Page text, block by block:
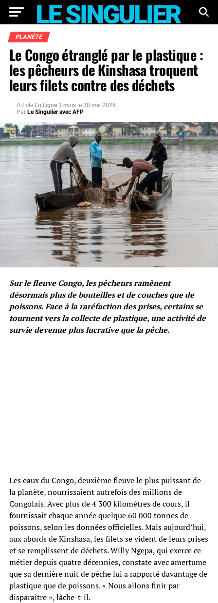
PLANÈTE
Le Congo étranglé par le plastique :
les pêcheurs de Kinshasa troquent
leurs filets contre des déchets
Article En Ligne 3 mois le 20 mai 2026
Par Le Singulier avec AFP
Sur le fleuve Congo, les pêcheurs ramènent
désormais plus de bouteilles et de couches que de
poissons. Face à la raréfaction des prises, certains se
tournent vers la collecte de plastique, une activité de
survie devenue plus lucrative que la pêche.
Les eaux du Congo, deuxième fleuve le plus puissant de
la planète, nourrissaient autrefois des millions de
Congolais. Avec plus de 4 300 kilomètres de cours, il
fournissait chaque année quelque 60 000 tonnes de
poissons, selon les données officielles. Mais aujourd’hui,
aux abords de Kinshasa, les filets se vident de leurs prises
et se remplissent de déchets. Willy Ngepa, qui exerce ce
métier depuis quatre décennies, constate avec amertume
que sa dernière nuit de pêche lui a rapporté davantage de
plastique que de poissons. « Nous allons finir par
disparaître », lâche-t-il.